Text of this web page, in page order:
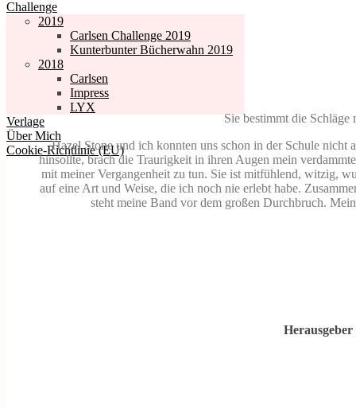
Challenge
2019
Carlsen Challenge 2019
Kunterbunter Bücherwahn 2019
2018
Carlsen
Impress
LYX
Verlage
Über Mich
Cookie-Richtlinie (EU)
Sie bestimmt die Schläge
Hazel Stone und ich konnten uns schon in der Schule nicht
hinsollte, brach die Traurigkeit in ihren Augen mein
mit meiner Vergangenheit zu tun. Sie ist mitfühlend, witzig,
auf eine Art und Weise, die ich noch nie erlebt habe.
steht meine Band vor dem großen Durchbruch.